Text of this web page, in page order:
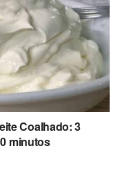
Coalhado: 3
minutos